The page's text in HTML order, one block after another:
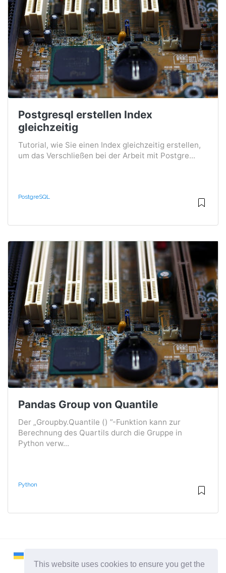
This website uses cookies to ensure you get the
Postgresql erstellen Index
gleichzeitig
Tutorial, wie Sie einen Index gleichzeitig erstellen,
um das Verschließen bei der Arbeit mit Postgre...
PostgreSQL
Pandas Group von Quantile
Der „Groupby.Quantile () ”-Funktion kann zur
Berechnung des Quartils durch die Gruppe in
Python verw...
Python